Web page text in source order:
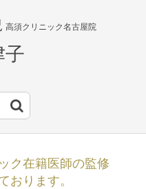
高須クリニック名古屋院
子
ク在籍医師の監修
おります。